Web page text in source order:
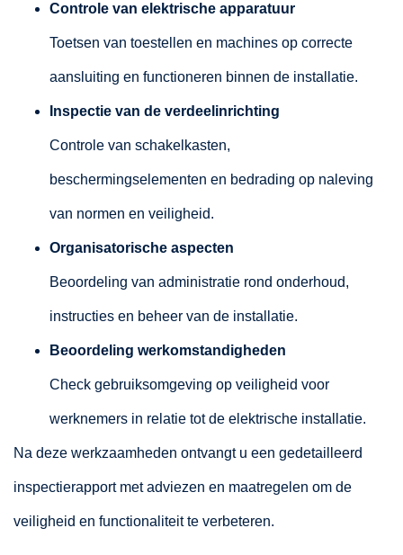
Controle van elektrische apparatuur
Toetsen van toestellen en machines op correcte
aansluiting en functioneren binnen de installatie.
Inspectie van de verdeelinrichting
Controle van schakelkasten,
beschermingselementen en bedrading op naleving
van normen en veiligheid.
Organisatorische aspecten
Beoordeling van administratie rond onderhoud,
instructies en beheer van de installatie.
Beoordeling werkomstandigheden
Check gebruiksomgeving op veiligheid voor
werknemers in relatie tot de elektrische installatie.
Na deze werkzaamheden ontvangt u een gedetailleerd
inspectierapport met adviezen en maatregelen om de
veiligheid en functionaliteit te verbeteren.